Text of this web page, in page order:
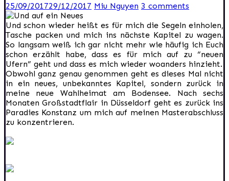
25/09/201729/12/2017 Miu Nguyen 3 comments
Und schon wieder heißt es für mich die Segeln einholen,
Tasche packen und mich ins nächste Kapitel zu wagen.
So langsam weiß ich gar nicht mehr wie häufig ich Euch
schon erzählt habe, dass es für mich auf zu “neuen
Ufern” geht und dass es mich wieder woanders hinzieht.
Obwohl ganz genau genommen geht es dieses Mal nicht
in ein neues, unbekanntes Kapitel, sondern zurück in
meine neue Wahlheimat am Bodensee. Nach sechs
Monaten Großstadtflair in Düsseldorf geht es zurück ins
Paradies Konstanz um mich auf meinen Masterabschluss
zu konzentrieren.